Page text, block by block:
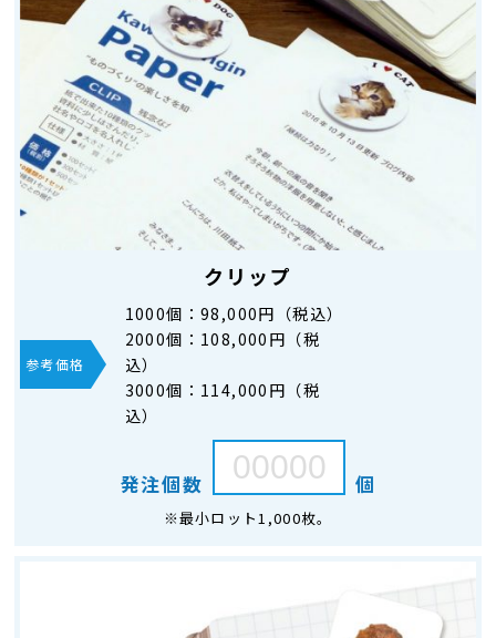
クリップ
参考価格
1000個： 98,000円（税込）
2000個： 108,000円（税
込）
3000個： 114,000円（税
込）
発注個数 個
※最小ロット1,000枚。